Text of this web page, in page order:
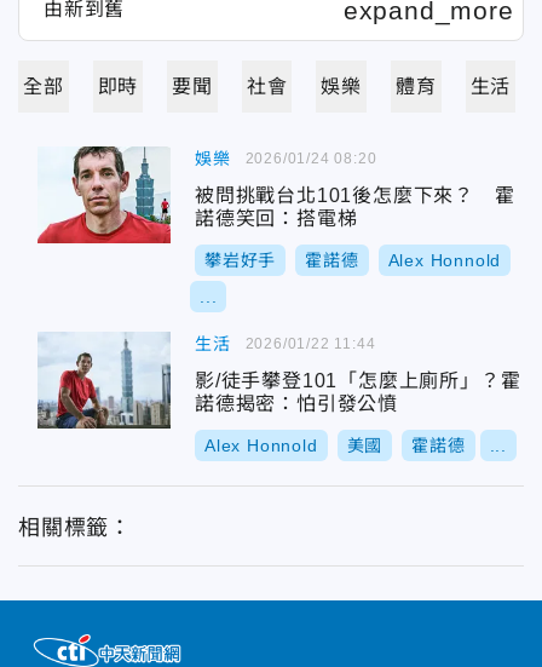
全部 即時 要聞 社會 娛樂 體育 生活
娛樂
被問挑戰台北101後怎麼下來？ 霍
諾德笑回：搭電梯
攀岩好手 霍諾德 Alex Honnold
2026/01/24 08:20
生活
影/徒手攀登101「怎麼上廁所」？霍
諾德揭密：怕引發公憤
Alex Honnold 美國 霍諾德
2026/01/22 11:44
相關標籤：